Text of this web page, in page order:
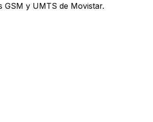
GSM y UMTS de Movistar.